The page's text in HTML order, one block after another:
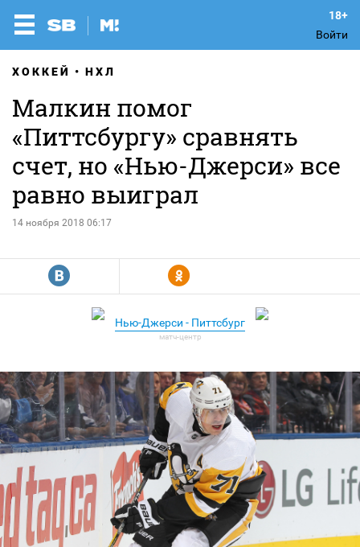
Войти
ХОККЕЙ НХЛ
Малкин помог
«Питтсбургу» сравнять
счет, но «Нью-Джерси» все
равно выиграл
14 ноября 2018 06:17
R Y
Нью-Джерси - Питтсбург